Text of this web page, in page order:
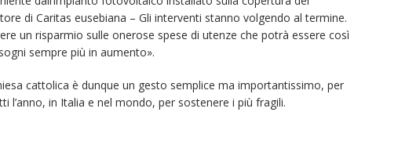
di Caritas eusebiana – Gli interventi stanno volgendo al termine.
un risparmio sulle onerose spese di utenze che potrà essere così
sempre più in aumento».
cattolica è dunque un gesto semplice ma importantissimo, per
l’anno, in Italia e nel mondo, per sostenere i più fragili.